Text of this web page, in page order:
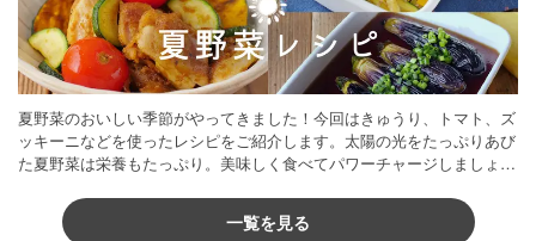
夏野菜のおいしい季節がやってきました！今回はきゅうり、トマト、ズ
ッキーニなどを使ったレシピをご紹介します。太陽の光をたっぷりあび
た夏野菜は栄養もたっぷり。美味しく食べてパワーチャージしましょう
一覧を見る